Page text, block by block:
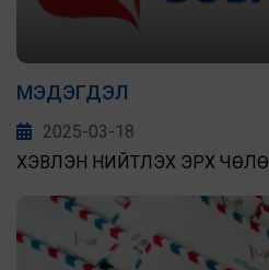
МЭДЭГДЭЛ
2025-03-18
ХЭВЛЭН НИЙТЛЭХ ЭРХ